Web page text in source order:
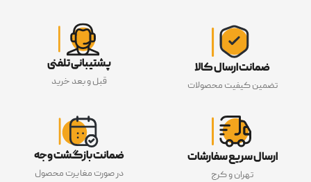
ضمانت ارسال کالا
تضمین کیفیت محصولات
پشتیبانی تلفنی
قبل و بعد خرید
ارسال سریع سفارشات
تهران و کرج
ضمانت بازگشت وجه
در صورت مغایرت محصول